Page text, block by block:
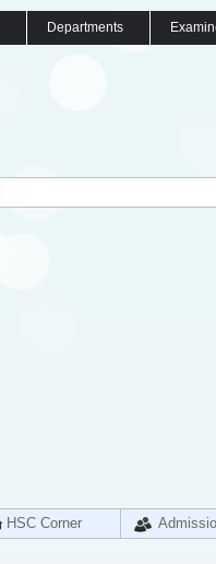
Departments
HSC Corner